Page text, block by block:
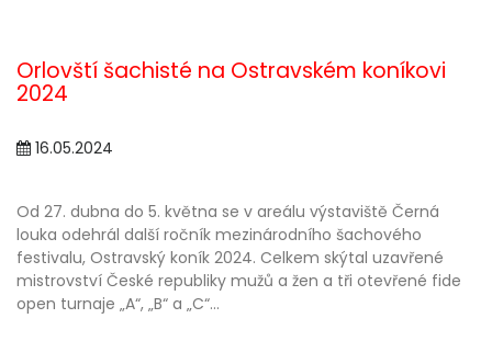
Orlovští šachisté na Ostravském koníkovi
2024
16.05.2024
Od 27. dubna do 5. května se v areálu výstaviště Černá
louka odehrál další ročník mezinárodního šachového
festivalu, Ostravský koník 2024. Celkem skýtal uzavřené
mistrovství České republiky mužů a žen a tři otevřené fide
open turnaje „A“, „B“ a „C“...